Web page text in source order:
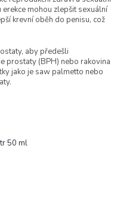
mohou zlepšit sexuální
krevní oběh do penisu, což
aby předešli
prostaty (BPH) nebo rakovina
jako je saw palmetto nebo
50 ml